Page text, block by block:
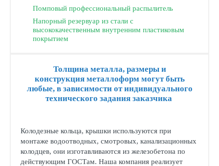
Помповый профессиональный распылитель
Напорный резервуар из стали с
высококачественным внутренним пластиковым
покрытием
Толщина металла, размеры и
конструкция металлоформ могут быть
любые, в зависимости от индивидуального
технического задания заказчика
Колодезные кольца, крышки используются при
монтаже водоотводных, смотровых, канализационных
колодцев, они изготавливаются из железобетона по
действующим ГОСТам. Наша компания реализует